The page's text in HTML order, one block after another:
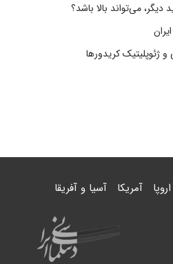
می‌تواند بالا باشد؟
ژئوپلیتیک کریدورها
اروپا آمریکا آسیا و آفریقا